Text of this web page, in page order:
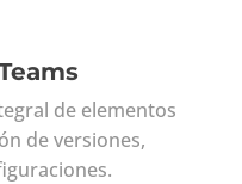
de elementos
de versiones,